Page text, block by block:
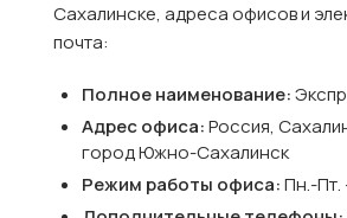
Сахалинске, адреса офисов и
почта:
Полное наименование:
Адрес офиса:Россия,
город Южно-Сахалинск
Режим работы офиса:Пн.-Пт.